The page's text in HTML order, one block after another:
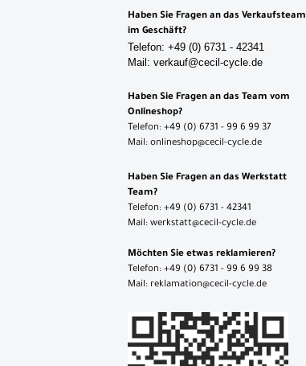
Haben Sie Fragen an das Verkaufsteam
im Geschäft?
Telefon: +49 (0) 6731 - 42341
Mail: verkauf@cecil-cycle.de
Haben Sie Fragen an das Team vom
Onlineshop?
Telefon: +49 (0) 6731 - 99 6 99 37
Mail: onlineshop@cecil-cycle.de
Haben Sie Fragen an das Werkstatt
Team?
Telefon: +49 (0) 6731 - 42341
Mail: werkstatt@cecil-cycle.de
Möchten Sie etwas reklamieren?
Telefon: +49 (0) 6731 - 99 6 99 38
Mail: reklamation@cecil-cycle.de